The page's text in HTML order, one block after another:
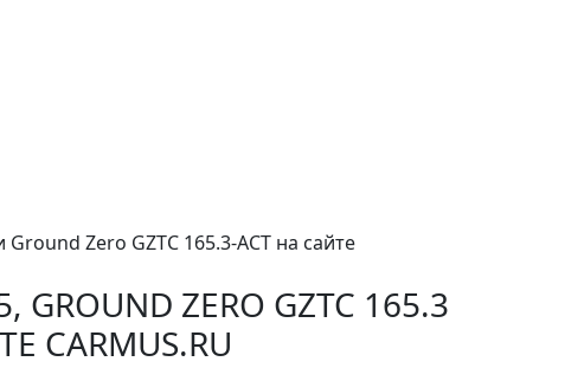
Zero GZTC 165.3-ACT на сайте
ZERO GZTC 165.3
CARMUS.RU